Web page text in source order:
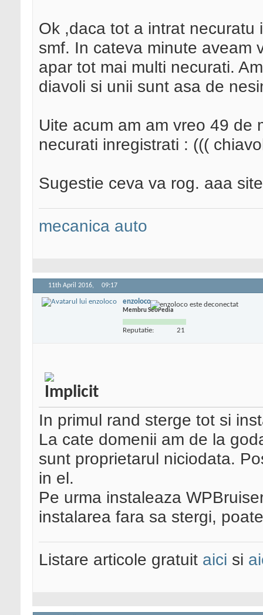
Ok ,daca tot a intrat necuratu
smf. In cateva minute aveam
apar tot mai multi necurati.
diavoli si unii sunt asa de
Uite acum am am vreo 49 de
necurati inregistrati : (((
Sugestie ceva va rog. aaa
mecanica auto
11th April 2016, 09:17
enzoloco
Membru SeoPedia
Reputatie: 21
In primul rand sterge tot si
La cate domenii am de la
sunt proprietarul niciodata.
in el.
Pe urma instaleaza
instalarea fara sa stergi,
Listare articole gratuit aici si